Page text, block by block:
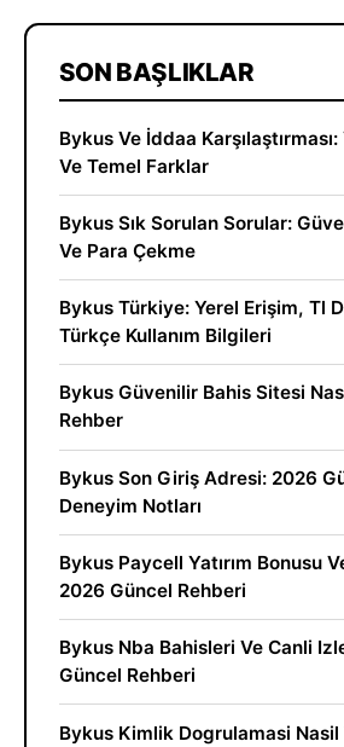
SON BAŞLIKLAR
Bykus Ve İddaa
Ve Temel Farklar
Bykus Sık Sorulan Sorular:
Ve Para Çekme
Bykus Türkiye: Yerel Erişim, Tl
Türkçe Kullanım Bilgileri
Bykus Güvenilir Bahis Sitesi
Rehber
Bykus Son Giriş Adresi: 2026
Deneyim Notları
Bykus Paycell Yatırım Bonusu
2026 Güncel Rehberi
Bykus Nba Bahisleri Ve Canli
Güncel Rehberi
Bykus Kimlik Dogrulamasi